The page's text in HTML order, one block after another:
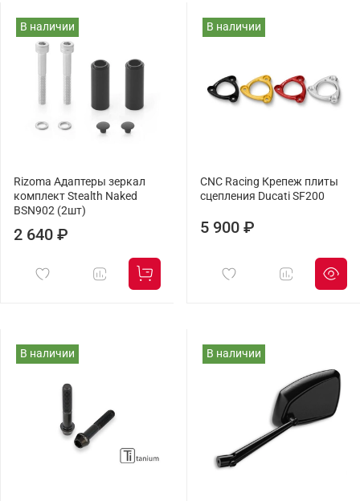
В наличии
Rizoma Адаптеры зеркал
комплект Stealth Naked
BSN902 (2шт)
2 640 ₽
В наличии
CNC Racing Крепеж плиты
сцепления Ducati SF200
5 900 ₽
В наличии В наличии